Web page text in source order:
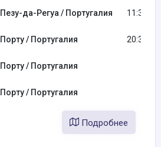
Пезу-да-Регуа / Португалия 11:30
Порту / Португалия 20:30
Порту / Португалия
Порту / Португалия
Подробнее